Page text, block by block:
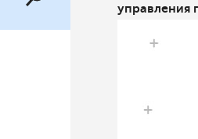
управления
проектно-
компаний